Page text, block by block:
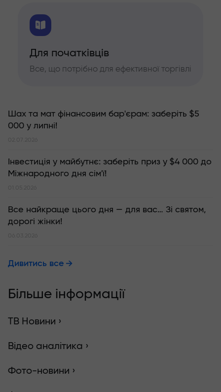
Для початківців
Все, що потрібно для ефективної торгівлі
Шах та мат фінансовим бар'єрам: заберіть $5
000 у липні!
02.07.2026
Інвестиція у майбутнє: заберіть приз у $4 000 до
Міжнародного дня сім'ї!
01.05.2026
Все найкраще цього дня — для вас… Зі святом,
дорогі жінки!
06.03.2026
Дивитись все
Більше інформації
ТВ Новини ›
Відео аналітика ›
Фото-новини ›